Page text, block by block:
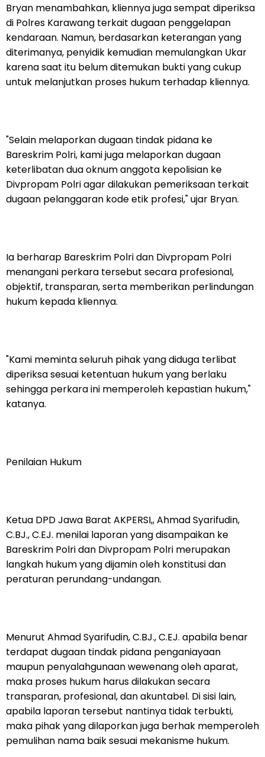
Bryan menambahkan, kliennya juga sempat diperiksa
di Polres Karawang terkait dugaan penggelapan
kendaraan. Namun, berdasarkan keterangan yang
diterimanya, penyidik kemudian memulangkan Ukar
karena saat itu belum ditemukan bukti yang cukup
untuk melanjutkan proses hukum terhadap kliennya.
"Selain melaporkan dugaan tindak pidana ke
Bareskrim Polri, kami juga melaporkan dugaan
keterlibatan dua oknum anggota kepolisian ke
Divpropam Polri agar dilakukan pemeriksaan terkait
dugaan pelanggaran kode etik profesi," ujar Bryan.
Ia berharap Bareskrim Polri dan Divpropam Polri
menangani perkara tersebut secara profesional,
objektif, transparan, serta memberikan perlindungan
hukum kepada kliennya.
"Kami meminta seluruh pihak yang diduga terlibat
diperiksa sesuai ketentuan hukum yang berlaku
sehingga perkara ini memperoleh kepastian hukum,"
katanya.
Penilaian Hukum
Ketua DPD Jawa Barat AKPERSI,, Ahmad Syarifudin,
C.BJ., C.EJ. menilai laporan yang disampaikan ke
Bareskrim Polri dan Divpropam Polri merupakan
langkah hukum yang dijamin oleh konstitusi dan
peraturan perundang-undangan.
Menurut Ahmad Syarifudin, C.BJ., C.EJ. apabila benar
terdapat dugaan tindak pidana penganiayaan
maupun penyalahgunaan wewenang oleh aparat,
maka proses hukum harus dilakukan secara
transparan, profesional, dan akuntabel. Di sisi lain,
apabila laporan tersebut nantinya tidak terbukti,
maka pihak yang dilaporkan juga berhak memperoleh
pemulihan nama baik sesuai mekanisme hukum.